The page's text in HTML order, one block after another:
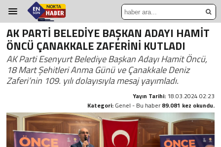
AK PARTİ BELEDİYE BAŞKAN ADAYI HAMİT
ÖNCÜ ÇANAKKALE ZAFERİNİ KUTLADI
AK Parti Esenyurt Belediye Başkan Adayı Hamit Öncü,
18 Mart Şehitleri Anma Günü ve Çanakkale Deniz
Zaferi’nin 109. yılı dolayısıyla mesaj yayımladı.
Yayın Tarihi: 18.03.2024 02:23
Kategori: Genel - Bu haber89.081 kez okundu.